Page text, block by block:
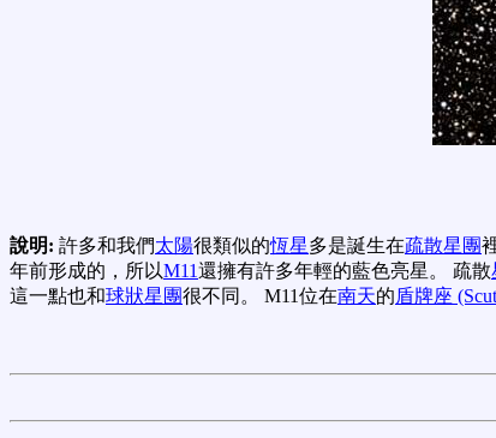
說明: 許多和我們太陽很類似的恆星多是誕生在疏散星團
年前形成的，所以M11還擁有許多年輕的藍色亮星。 疏散
這一點也和球狀星團很不同。 M11位在南天的盾牌座